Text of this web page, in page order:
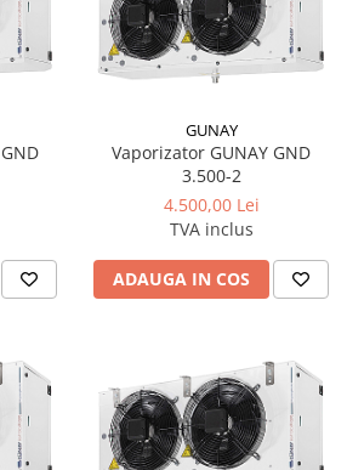
GUNAY
Vaporizator GUNAY GND
3.500-2
4.500,00 Lei
TVA inclus
ADAUGA IN COS